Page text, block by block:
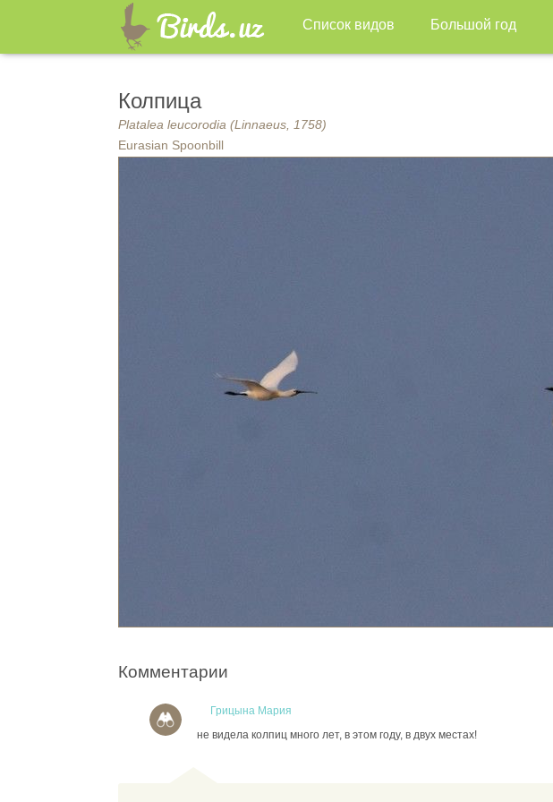
Список видов Большой год
Колпица
Platalea leucorodia (Linnaeus, 1758)
Eurasian Spoonbill
Комментарии
Грицына Мария
не видела колпиц много лет, в этом году, в двух местах!